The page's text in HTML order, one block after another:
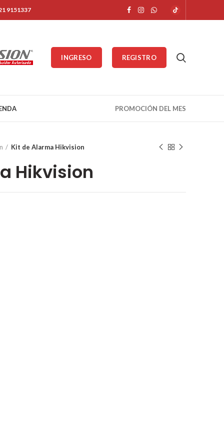
9151337
INGRESO REGISTRO
PROMOCIÓN DEL MES
Kit de Alarma Hikvision
Hikvision